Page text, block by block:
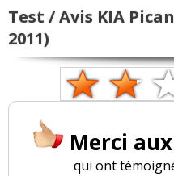
Test / Avis KIA
2011)
Merci aux
qui ont